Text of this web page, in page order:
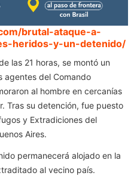
brutal-ataque-a-
heridos-y-un-detenido/
las 21 horas, se montó un
agentes del Comando
al hombre en cercanías
Tras su detención, fue puesto
y Extradiciones del
Aires.
permanecerá alojado en la
al vecino país.